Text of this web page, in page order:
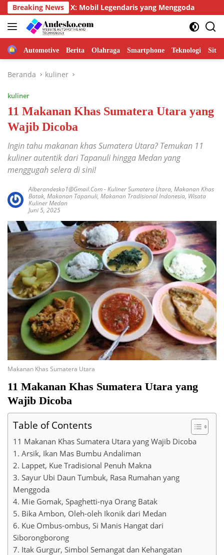
Langsung
ke
konten
Breaking News
X: Mobil Legendaris yang Menggoda Mengenal
Home
Automotive Berita Olahraga Smartphone Teknologi
Beranda kuliner
kuliner
11 Makanan Khas Sumatera Utara yang
Wajib Dicoba
Ingin tahu makanan khas Sumatera Utara? Temukan 11
kuliner autentik dari Tapanuli hingga Medan yang
menggugah selera di sini!
Alberandesko1@gmail.com-Kuliner Sumatera Utara, Makanan Khas
Batak, Makanan Tapanuli, Makanan Tradisional Indonesia, Wisata
Kuliner Medan
Juni 5, 2025
Makanan Khas Sumatera Utara
11 Makanan Khas Sumatera Utara yang
Wajib Dicoba
Table of Contents
11 Makanan Khas Sumatera Utara yang Wajib Dicoba
1. Arsik, Ikan Mas Bumbu Andaliman
2. Lappet, Kue Tradisional Penuh Makna
3. Sayur Ubi Daun Tumbuk, Rasa Rumahan yang
Menggoda
4. Mie Gomak, Spaghetti-nya Orang Batak
5. Bika Ambon, Oleh-oleh Ikonik dari Medan
6. Kue Ombus-ombus, Si Manis Hangat dari
Siborongborong
7. Itak Gurgur, Simbol Semangat dan Kehangatan